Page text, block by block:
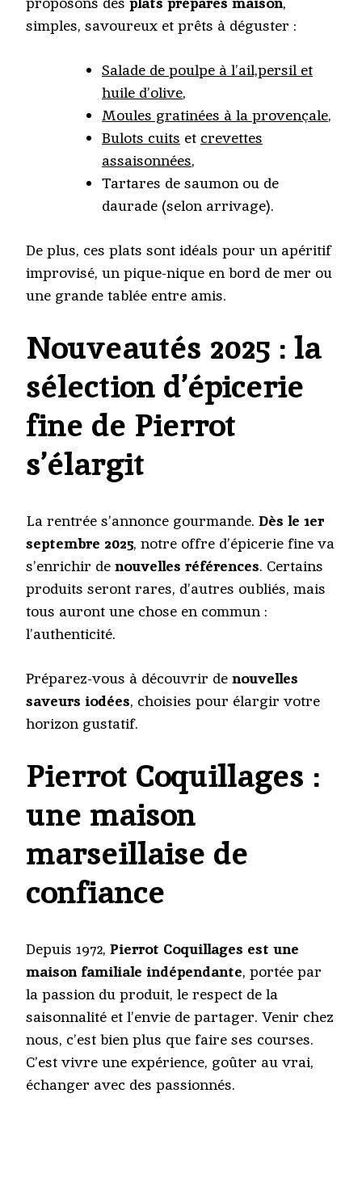
simples, savoureux et prêts à déguster :
Salade de poulpe à l’ail,persil et
huile d’olive,
Moules gratinées à la provençale,
Bulots cuits et crevettes
assaisonnées,
Tartares de saumon ou de
daurade (selon arrivage).
De plus, ces plats sont idéals pour un apéritif
improvisé, un pique-nique en bord de mer ou
une grande tablée entre amis.
Nouveautés 2025 : la
sélection d’épicerie
fine de Pierrot
s’élargit
La rentrée s’annonce gourmande. Dès le 1er
septembre 2025, notre offre d’épicerie fine va
s’enrichir de nouvelles références. Certains
produits seront rares, d’autres oubliés, mais
tous auront une chose en commun :
l’authenticité.
Préparez-vous à découvrir de nouvelles
saveurs iodées, choisies pour élargir votre
horizon gustatif.
Pierrot Coquillages :
une maison
marseillaise de
confiance
Depuis 1972, Pierrot Coquillages est une
maison familiale indépendante, portée par
la passion du produit, le respect de la
saisonnalité et l’envie de partager. Venir chez
nous, c’est bien plus que faire ses courses.
C’est vivre une expérience, goûter au vrai,
échanger avec des passionnés.